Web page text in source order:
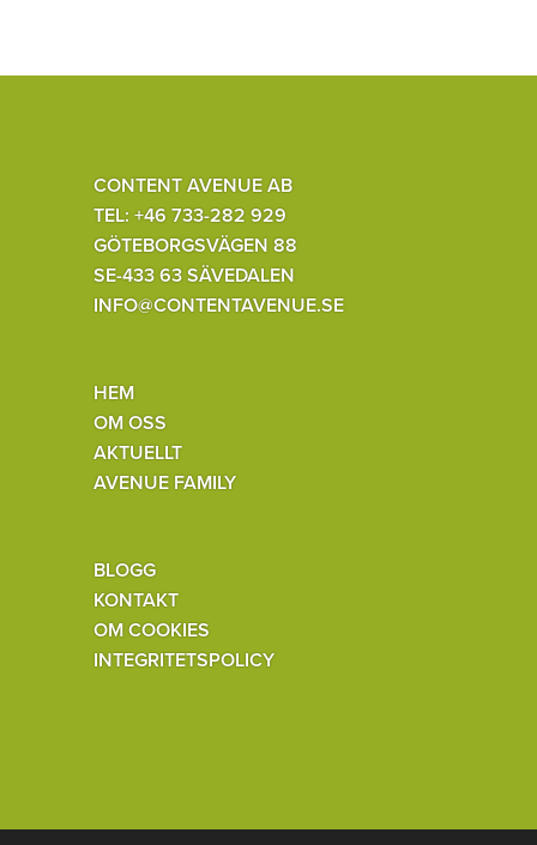
CONTENT AVENUE AB
TEL: +46 733-282 929
GÖTEBORGSVÄGEN 88
SE-433 63 SÄVEDALEN
INFO@CONTENTAVENUE.SE
HEM
OM OSS
AKTUELLT
AVENUE FAMILY
BLOGG
KONTAKT
OM COOKIES
INTEGRITETSPOLICY